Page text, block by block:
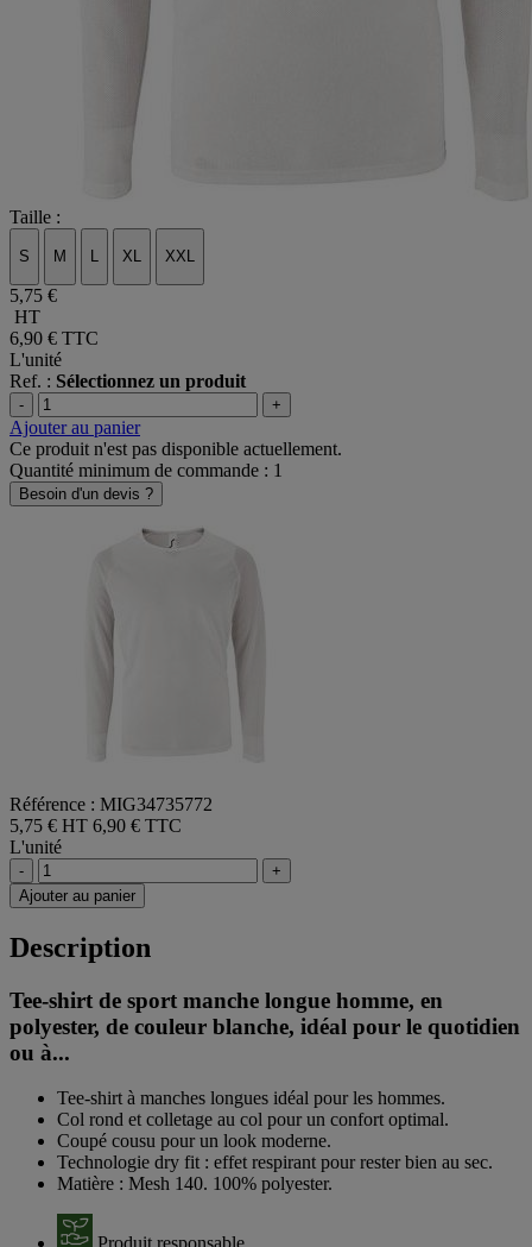
Taille :
S M L XL XXL
5,75 €
HT
6,90 € TTC
L'unité
Ref. : Sélectionnez un produit
- +
Ajouter au panier
Ce produit n'est pas disponible actuellement.
Quantité minimum de commande : 1
Besoin d'un devis ?
Référence : MIG34735772
5,75 € HT 6,90 € TTC
L'unité
-
+
Ajouter au panier
Description
Tee-shirt de sport manche longue homme, en
polyester, de couleur blanche, idéal pour le quotidien
ou à...
Tee-shirt à manches longues idéal pour les hommes.
Col rond et colletage au col pour un confort optimal.
Coupé cousu pour un look moderne.
Technologie dry fit : effet respirant pour rester bien au sec.
Matière : Mesh 140. 100% polyester.